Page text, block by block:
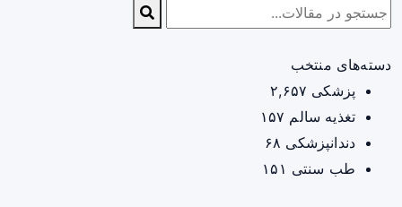
دسته‌های منتخب
پزشکی ۲,۶۵۷
تغذیه سالم ۱۵۷
دندانپزشکی ۶۸
طب سنتی ۱۵۱